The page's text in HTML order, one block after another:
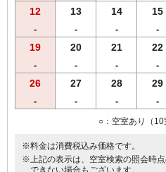
●Wi-Fi・有線ＬＡＮ完備
●洗浄機付きトイレ完備
●枕元にUSBコンセント設置
●20インチ薄型液晶テレビ
●120cm幅のセミダブルベット採用
●ビデオ・オン・デマンド（ＶＯＤ
●レンタルパソコンサービス・・・
り
◆◆◆貸出備品◆◆◆
12
-
13
-
14
-
15
-
19
-
20
-
21
-
22
-
26
-
27
-
28
-
29
-
○：空室あり（
※料金は消費税込み価格です。
※上記の表示は、空室検索の照会時